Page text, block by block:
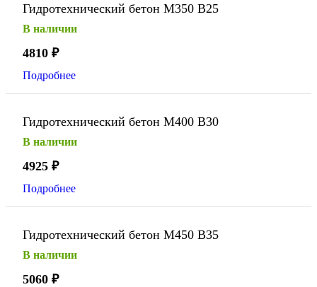
Гидротехнический бетон М350 В25
В наличии
4810 ₽
Подробнее
Гидротехнический бетон М400 В30
В наличии
4925 ₽
Подробнее
Гидротехнический бетон М450 В35
В наличии
5060 ₽